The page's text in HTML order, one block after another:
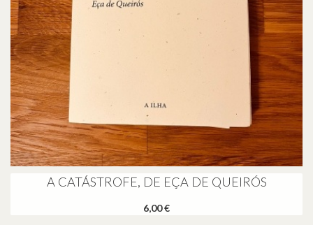
A CATÁSTROFE, DE EÇA DE QUEIRÓS
6,00 €